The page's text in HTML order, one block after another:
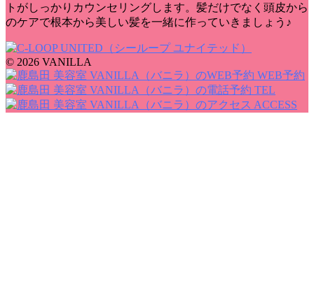
トがしっかりカウンセリングします。髪だけでなく頭皮から
のケアで根本から美しい髪を一緒に作っていきましょう♪
© 2026 VANILLA
WEB予約
TEL
ACCESS